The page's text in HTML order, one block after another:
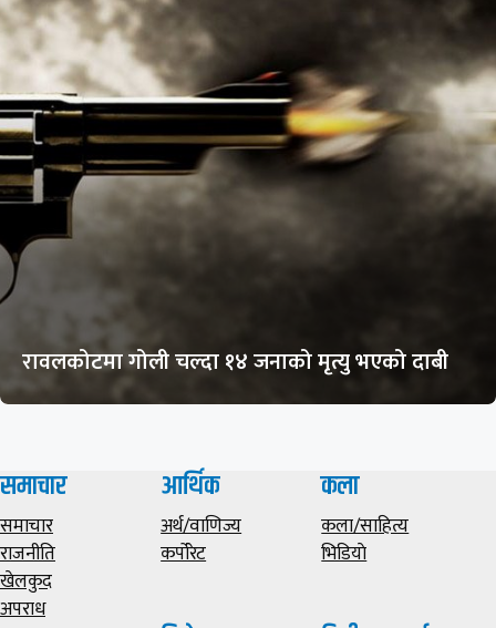
रावलकोटमा गोली चल्दा १४ जनाको मृत्यु भएको दाबी
समाचार
समाचार
राजनीति
खेलकुद
अपराध
आर्थिक
अर्थ/वाणिज्य
कर्पोरेट
कला
कला/साहित्य
भिडियाे